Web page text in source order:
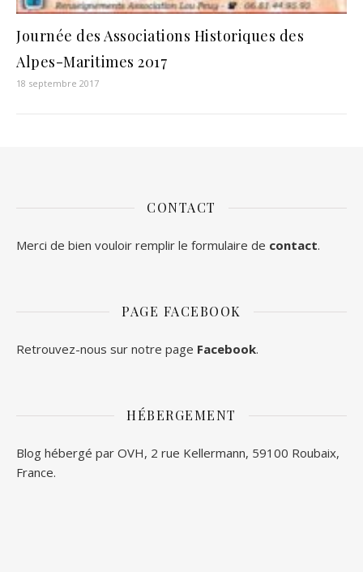
Journée des Associations Historiques des
Alpes-Maritimes 2017
18 septembre 2017
CONTACT
Merci de bien vouloir remplir le formulaire de contact.
PAGE FACEBOOK
Retrouvez-nous sur notre page Facebook.
HÉBERGEMENT
Blog hébergé par OVH, 2 rue Kellermann, 59100 Roubaix,
France.